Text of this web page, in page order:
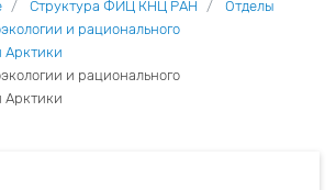
Структура ФИЦ КНЦ РАН
Отделы
и рационального
Арктики
и рационального
Арктики